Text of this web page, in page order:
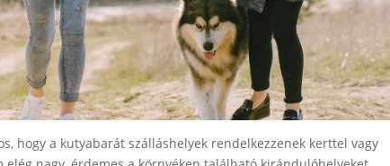
hogy a kutyabarát szálláshelyek rendelkezzenek kerttel vagy